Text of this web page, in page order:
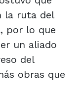
la ruta del
por lo que
un aliado
del
obras que